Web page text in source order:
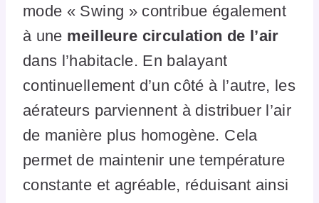
mode « Swing » contribue également
à une meilleure circulation de l’air
dans l’habitacle. En balayant
continuellement d’un côté à l’autre, les
aérateurs parviennent à distribuer l’air
de manière plus homogène. Cela
permet de maintenir une température
constante et agréable, réduisant ainsi